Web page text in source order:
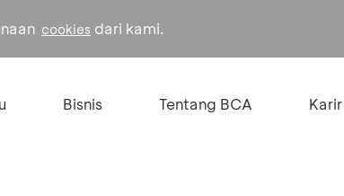
cookies dari kami.
Bisnis Tentang BCA Karir